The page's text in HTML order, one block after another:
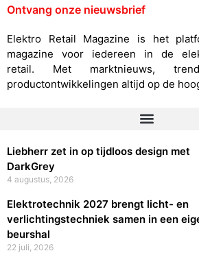
Ontvang onze nieuwsbrief
Elektro Retail Magazine is het
magazine voor iedereen in de
retail. Met marktnieuws,
productontwikkelingen altijd op de
Liebherr zet in op tijdloos design met
DarkGrey
4 augustus, 2026
Elektrotechnik 2027 brengt licht- en
verlichtingstechniek samen in een
beurshal
22 juli, 2026